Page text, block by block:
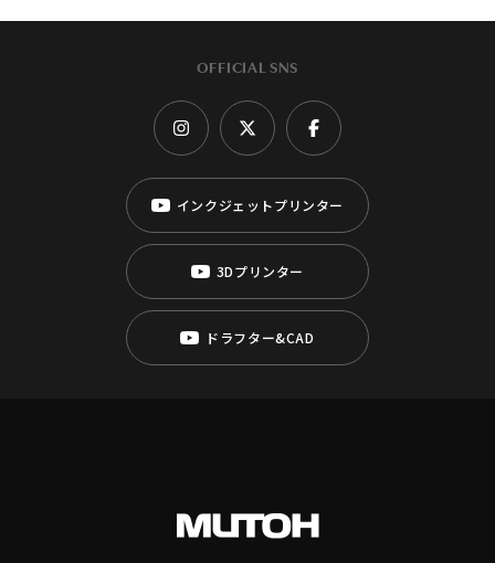
OFFICIAL SNS
インクジェットプリンター
3Dプリンター
ドラフター&CAD